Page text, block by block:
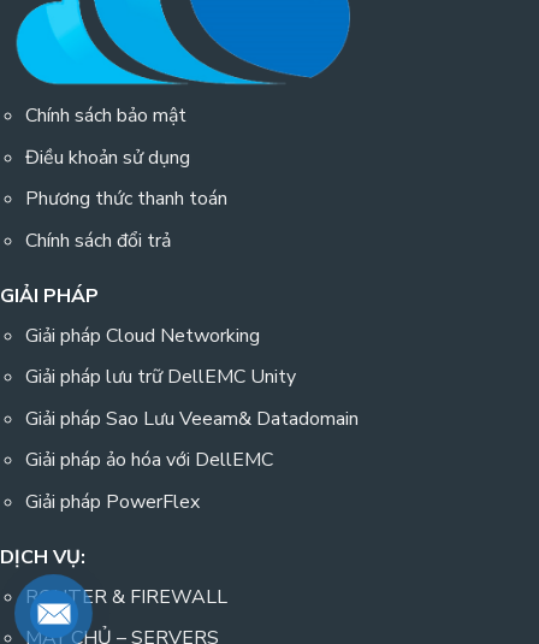
Chính sách bảo mật
Điều khoản sử dụng
Phương thức thanh toán
Chính sách đổi trả
GIẢI PHÁP
Giải pháp Cloud Networking
Giải pháp lưu trữ DellEMC Unity
Giải pháp Sao Lưu Veeam& Datadomain
Giải pháp ảo hóa với DellEMC
Giải pháp PowerFlex
DỊCH VỤ:
ROUTER & FIREWALL
MÁY CHỦ – SERVERS